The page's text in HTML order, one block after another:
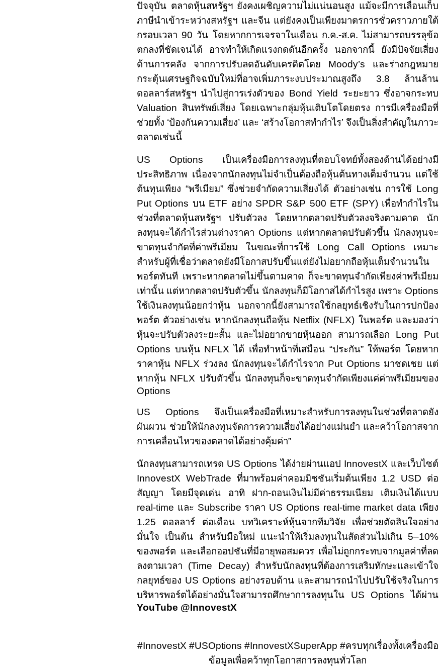
ปัจจุบัน ตลาดหุ้นสหรัฐฯ ยังคงเผชิญความไม่แน่นอนสูง แม้จะมีการเลื่อนเก็บ
ภาษีนำเข้าระหว่างสหรัฐฯ และจีน แต่ยังคงเป็นเพียงมาตรการชั่วคราวภายใต้
กรอบเวลา 90 วัน โดยหากการเจรจาในเดือน ก.ค.-ส.ค. ไม่สามารถบรรลุข้อ
ตกลงที่ชัดเจนได้ อาจทำให้เกิดแรงกดดันอีกครั้ง นอกจากนี้ ยังมีปัจจัยเสี่ยง
ด้านการคลัง จากการปรับลดอันดับเครดิตโดย Moody’s และร่างกฎหมาย
กระตุ้นเศรษฐกิจฉบับใหม่ที่อาจเพิ่มภาระงบประมาณสูงถึง 3.8 ล้านล้าน
ดอลลาร์สหรัฐฯ นำไปสู่การเร่งตัวของ Bond Yield ระยะยาว ซึ่งอาจกระทบ
Valuation สินทรัพย์เสี่ยง โดยเฉพาะกลุ่มหุ้นเติบโตโดยตรง การมีเครื่องมือที่
ช่วยทั้ง ‘ป้องกันความเสี่ยง’ และ ‘สร้างโอกาสทำกำไร’ จึงเป็นสิ่งสำคัญในภาวะ
ตลาดเช่นนี้
US Options เป็นเครื่องมือการลงทุนที่ตอบโจทย์ทั้งสองด้านได้อย่างมี
ประสิทธิภาพ เนื่องจากนักลงทุนไม่จำเป็นต้องถือหุ้นต้นทางเต็มจำนวน แต่ใช้
ต้นทุนเพียง “พรีเมียม”ซึ่งช่วยจำกัดความเสี่ยงได้ ตัวอย่างเช่น การใช้ Long
Put Options บน ETF อย่าง SPDR S&P 500 ETF (SPY) เพื่อทำกำไรใน
ช่วงที่ตลาดหุ้นสหรัฐฯ ปรับตัวลง โดยหากตลาดปรับตัวลงจริงตามคาด นัก
ลงทุนจะได้กำไรส่วนต่างราคา Options แต่หากตลาดปรับตัวขึ้น นักลงทุนจะ
ขาดทุนจำกัดที่ค่าพรีเมียม ในขณะที่การใช้ Long Call Options เหมาะ
สำหรับผู้ที่เชื่อว่าตลาดยังมีโอกาสปรับขึ้นแต่ยังไม่อยากถือหุ้นเต็มจำนวนใน
พอร์ตทันที เพราะหากตลาดไม่ขึ้นตามคาด ก็จะขาดทุนจำกัดเพียงค่าพรีเมียม
เท่านั้น แต่หากตลาดปรับตัวขึ้น นักลงทุนก็มีโอกาสได้กำไรสูง เพราะ Options
ใช้เงินลงทุนน้อยกว่าหุ้น นอกจากนี้ยังสามารถใช้กลยุทธ์เชิงรับในการปกป้อง
พอร์ต ตัวอย่างเช่น หากนักลงทุนถือหุ้น Netflix (NFLX) ในพอร์ต และมองว่า
หุ้นจะปรับตัวลงระยะสั้น และไม่อยากขายหุ้นออก สามารถเลือก Long Put
Options บนหุ้น NFLXได้ เพื่อทำหน้าที่เสมือน “ประกัน”ให้พอร์ต โดยหาก
ราคาหุ้น NFLX ร่วงลง นักลงทุนจะได้กำไรจาก Put Options มาชดเชย แต่
หากหุ้น NFLX ปรับตัวขึ้น นักลงทุนก็จะขาดทุนจำกัดเพียงแค่ค่าพรีเมียมของ
Options
US Options จึงเป็นเครื่องมือที่เหมาะสำหรับการลงทุนในช่วงที่ตลาดยัง
ผันผวน ช่วยให้นักลงทุนจัดการความเสี่ยงได้อย่างแม่นยำ และคว้าโอกาสจาก
การเคลื่อนไหวของตลาดได้อย่างคุ้มค่า”
นักลงทุนสามารถเทรด US Optionsได้ง่ายผ่านแอป InnovestX และเว็บไซต์
InnovestX WebTrade ที่มาพร้อมค่าคอมมิชชันเริ่มต้นเพียง 1.2 USD ต่อ
สัญญา โดยมีจุดเด่น อาทิ ฝาก-ถอนเงินไม่มีค่าธรรมเนียม เติมเงินได้แบบ
real-time และ Subscribe ราคา US Options real-time market data เพียง
1.25 ดอลลาร์ ต่อเดือน บทวิเคราะห์หุ้นจากทีมวิจัย เพื่อช่วยตัดสินใจอย่าง
มั่นใจ เป็นต้น สำหรับมือใหม่ แนะนำให้เริ่มลงทุนในสัดส่วนไม่เกิน 5–10%
ของพอร์ต และเลือกออปชันที่มีอายุพอสมควร เพื่อไม่ถูกกระทบจากมูลค่าที่ลด
ลงตามเวลา (Time Decay) สำหรับนักลงทุนที่ต้องการเสริมทักษะและเข้าใจ
กลยุทธ์ของ US Options อย่างรอบด้าน และสามารถนำไปปรับใช้จริงในการ
บริหารพอร์ตได้อย่างมั่นใจสามารถศึกษาการลงทุนใน US Options ได้ผ่าน
YouTube @InnovestX
#InnovestX #USOptions #InnovestXSuperApp #ครบทุกเรื่องทั้งเครื่องมือ
ข้อมูลเพื่อคว้าทุกโอกาสการลงทุนทั่วโลก